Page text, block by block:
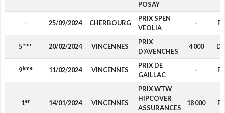
POSAY
- 25/09/2024 CHERBOURG
PRIX SPEN
VEOLIA
- F4
5ème 20/02/2024 VINCENNES
PRIX
D'AVENCHES
4 000 DP
9ème 11/02/2024 VINCENNES
PRIX DE
GAILLAC
- F4
1er 14/01/2024 VINCENNES
PRIX WTW
HIPCOVER
ASSURANCES
18 000 F4